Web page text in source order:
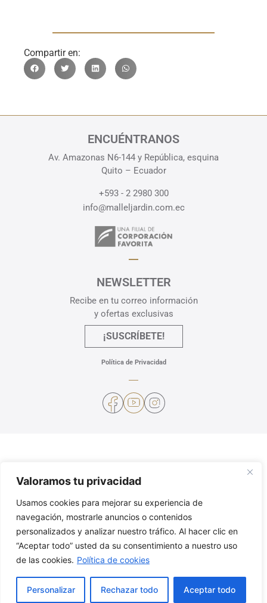
Valoramos tu privacidad
Usamos cookies para mejorar su experiencia de
navegación, mostrarle anuncios o contenidos
personalizados y analizar nuestro tráfico. Al hacer clic en
“Aceptar todo” usted da su consentimiento a nuestro uso
de las cookies. Política de cookies
Personalizar Rechazar todo Aceptar todo
Compartir en:
ENCUÉNTRANOS
Av. Amazonas N6-144 y República, esquina
Quito – Ecuador
+593 - 2 2980 300
info@malleljardin.com.ec
NEWSLETTER
Recibe en tu correo información
y ofertas exclusivas
¡SUSCRÍBETE!
Política de Privacidad